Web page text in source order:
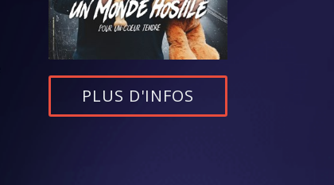
PLUS D'INFOS